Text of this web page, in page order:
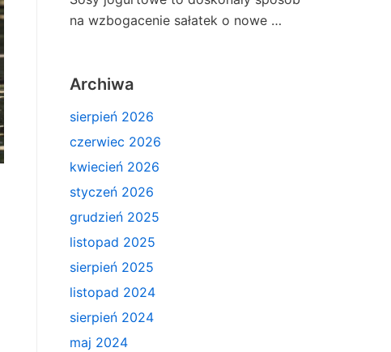
na wzbogacenie sałatek o nowe …
Archiwa
sierpień 2026
czerwiec 2026
kwiecień 2026
styczeń 2026
grudzień 2025
listopad 2025
sierpień 2025
listopad 2024
sierpień 2024
maj 2024